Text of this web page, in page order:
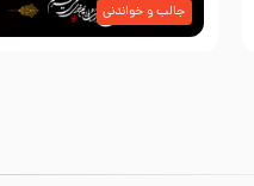
جالب و خواندنی